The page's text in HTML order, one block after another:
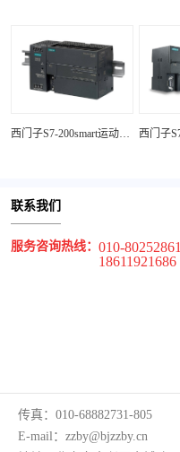
西门子S7-200smart运动控制
联系我们
服务咨询热线： 010-80252861
18611921686
传真： 010-68882731-805
E-mail： zzby@bjzzby.cn